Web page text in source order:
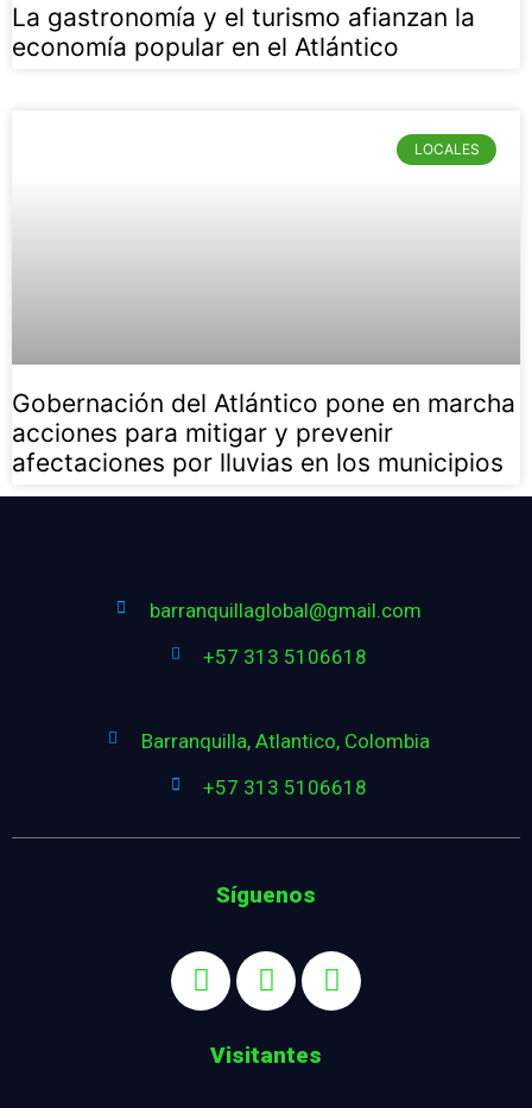
La gastronomía y el turismo afianzan la
economía popular en el Atlántico
LOCALES
Gobernación del Atlántico pone en marcha
acciones para mitigar y prevenir
afectaciones por lluvias en los municipios
barranquillaglobal@gmail.com
+57 313 5106618
Barranquilla, Atlantico, Colombia
+57 313 5106618
Síguenos
Visitantes